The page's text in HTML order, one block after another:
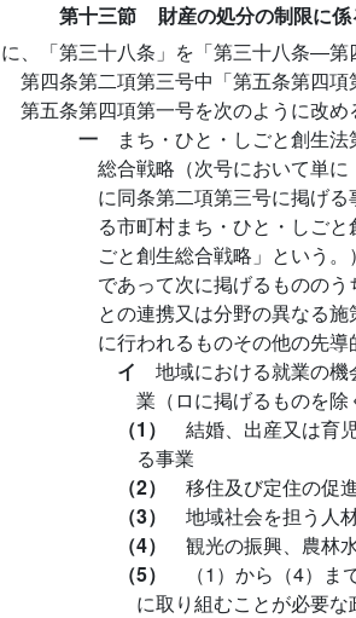
第十三節
財産の処分の制限に
に、「第三十八条」を「第三十八条―第
第四条第二項第三号中「第五条第四項
第五条第四項第一号を次のように改め
一
まち・ひと・しごと創生
総合戦略（次号において単に
に同条第二項第三号に掲げ
る市町村まち・ひと・しご
ごと創生総合戦略」という
であって次に掲げるものの
との連携又は分野の異なる
に行われるものその他の先
イ 地域における就業の
業（ロに掲げるものを
（1） 結婚、出産又は育
る事業
（2） 移住及び定住の促
（3） 地域社会を担う人
（4） 観光の振興、農林
（5）
（1）から（4）
に取り組むことが必要